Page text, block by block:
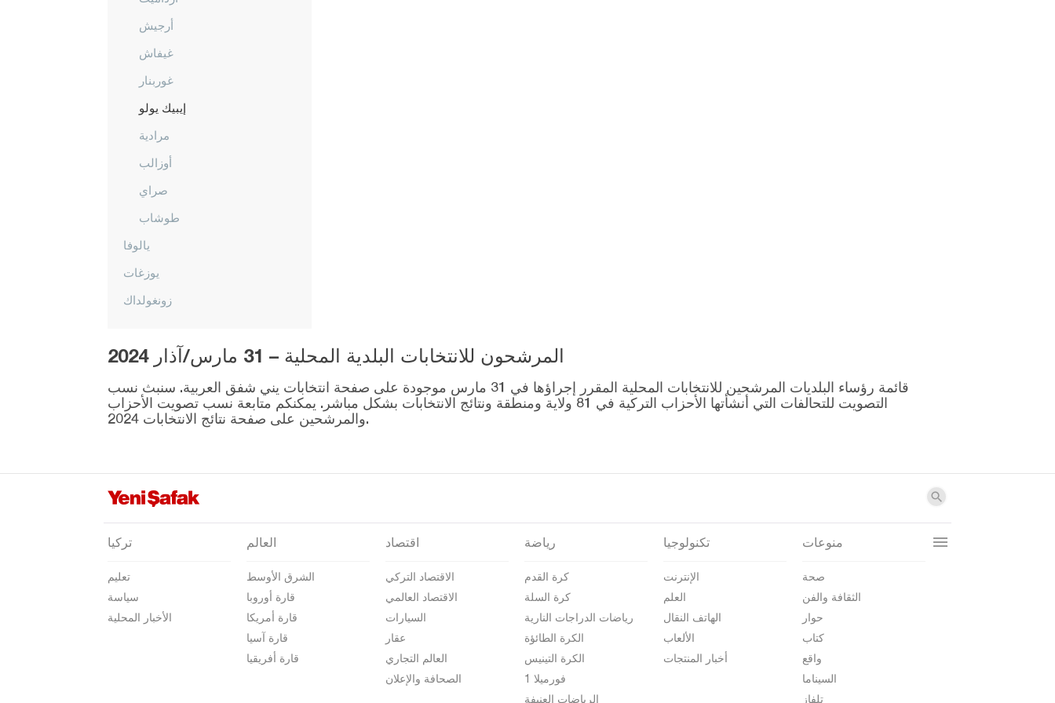
أرجيش
غيفاش
غوربنار
إيبيك يولو
مرادية
أوزالب
صراي
طوشاب
يالوفا
يوزغات
زونغولداك
المرشحون للانتخابات البلدية المحلية – 31 مارس/آذار 2024
قائمة رؤساء البلديات المرشحين للانتخابات المحلية المقرر إجراؤها في 31 مارس موجودة على صفحة انتخابات يني شفق العربية. سنبث نسب
التصويت للتحالفات التي أنشأتها الأحزاب التركية في 81 ولاية ومنطقة ونتائج الانتخابات بشكل مباشر. يمكنكم متابعة نسب تصويت الأحزاب
والمرشحين على صفحة نتائج الانتخابات 2024.
تركيا
تعليم
سياسة
الأخبار المحلية
العالم
الشرق الأوسط
قارة أوروبا
قارة أمريكا
قارة آسيا
قارة أفريقيا
اقتصاد
الاقتصاد التركي
الاقتصاد العالمي
السيارات
عقار
العالم التجاري
الصحافة والإعلان
رياضة
كرة القدم
كرة السلة
رياضات الدراجات النارية
الكرة الطائؤة
الكرة التينيس
فورميلا 1
الرياضات العنيفة
تكنولوجيا
الإنترنت
العلم
الهاتف النقال
الألعاب
أخبار المنتجات
منوعات
صحة
الثقافة والفن
حوار
كتاب
واقع
السيناما
تلفاز